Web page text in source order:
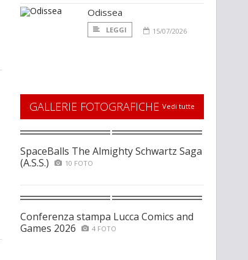
Odissea
LEGGI 15/07/2026
GALLERIE FOTOGRAFICHE Vedi tutte
SpaceBalls The Almighty Schwartz Saga
(A.S.S.)
10 FOTO
Conferenza stampa Lucca Comics and
Games 2026
4 FOTO